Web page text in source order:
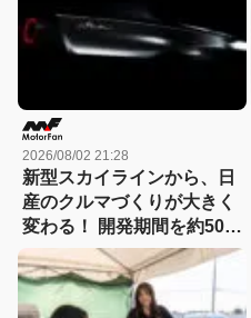
2026/08/02 21:28
新型スカイラインから、日
産のクルマづくりが大きく
変わる！ 開発期間を約50か
月から30か月へと大幅短縮